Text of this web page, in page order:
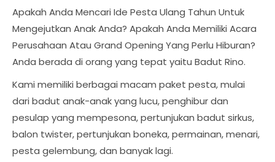
Apakah Anda Mencari Ide Pesta Ulang Tahun Untuk
Mengejutkan Anak Anda? Apakah Anda Memiliki Acara
Perusahaan Atau Grand Opening Yang Perlu Hiburan?
Anda berada di orang yang tepat yaitu Badut Rino.
Kami memiliki berbagai macam paket pesta, mulai
dari badut anak-anak yang lucu, penghibur dan
pesulap yang mempesona, pertunjukan badut sirkus,
balon twister, pertunjukan boneka, permainan, menari,
pesta gelembung, dan banyak lagi.